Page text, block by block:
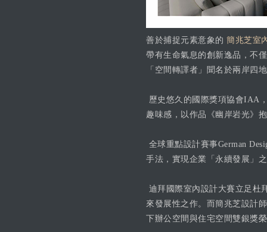
善於捕捉元素意象的 簡兆芝室
帶有生命氣息的創新逸品，不
「空間轉譯者」聞名於兩岸四
歷史悠久的國際獎項協會IAA
趣味感，以作品《幽岸岩光》
全球重點設計賽事German
手法，實現企業「永續發展」
迪拜國際室內設計大賽立足杜
來發展性之作。而簡兆芝設計
下辦公空間與住宅空間雙銀獎